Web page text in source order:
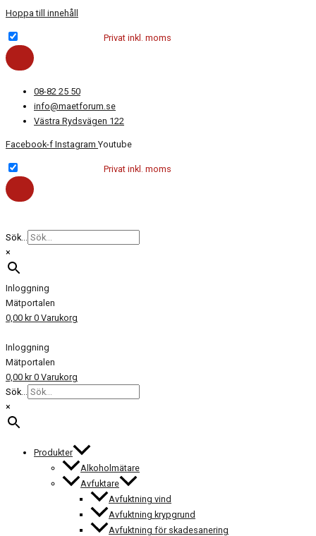
Hoppa till innehåll
Privat inkl. moms
08-82 25 50
info@maetforum.se
Västra Rydsvägen 122
Facebook-f Instagram Youtube
Privat inkl. moms
Sök...
×
Inloggning
Mätportalen
0,00 kr 0 Varukorg
Inloggning
Mätportalen
0,00 kr 0 Varukorg
Sök...
×
Produkter
Alkoholmätare
Avfuktare
Avfuktning vind
Avfuktning krypgrund
Avfuktning för skadesanering